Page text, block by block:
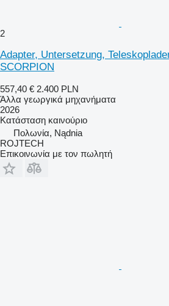
2
Adapter, Untersetzung,
SCORPION
557,40 € 2.400 PLN
Άλλα γεωργικά μηχανήματα
2026
Κατάσταση καινούριο
Πολωνία, Nądnia
ROJTECH
Επικοινωνία με τον πωλητή